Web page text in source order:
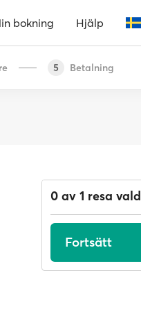
bokning Hjälp
5 Betalning
0 av 1 resa vald
Fortsätt